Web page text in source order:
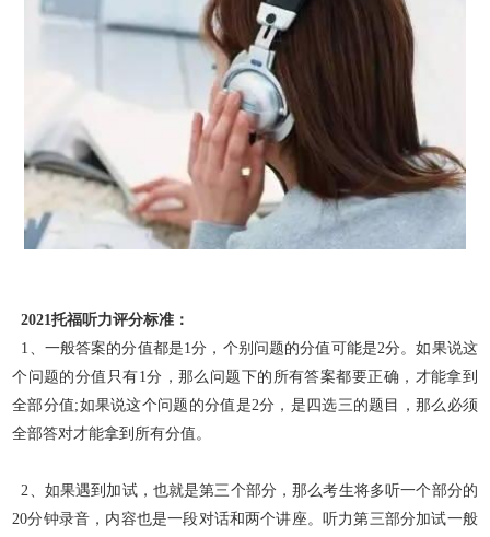
2021托福听力评分标准：
1、一般答案的分值都是1分，个别问题的分值可能是2分。如果说这
个问题的分值只有1分，那么问题下的所有答案都要正确，才能拿到
全部分值;如果说这个问题的分值是2分，是四选三的题目，那么必须
全部答对才能拿到所有分值。
2、如果遇到加试，也就是第三个部分，那么考生将多听一个部分的
20分钟录音，内容也是一段对话和两个讲座。听力第三部分加试一般